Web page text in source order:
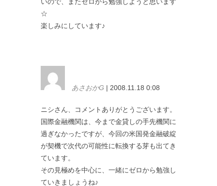
いので、またゼロから勉強しようと思います
☆
楽しみにしています♪
あさおかG | 2008.11.18 0:08
ニシさん、コメントありがとうございます。
国際金融機関は、今まで金貸しの手先機関に
過ぎなかったですが、今回の米国発金融破綻
が契機で次代の可能性に転換する芽も出てき
ています。
その見極めを中心に、一緒にゼロから勉強し
ていきましょうね♪